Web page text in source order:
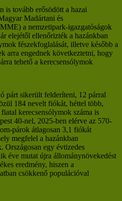
is tovább erősödött a hazai
Madártani és
a nemzetipark-igazgatóságok
elejétől ellenőrizték a hazánkban
fészekfoglalását, illetve később a
arra engednek következtetni, hogy
tehető a kerecsensólymok
párt sikerült felderíteni, 12 párral
184 nevelt fiókát, héttel több,
kerecsensólymok száma is
40-nel, 2025-ben elérve az 570-
párok átlagosan 3,1 fiókát
megfelel a hazánkban
Országosan egy évtizedes
éve mutat újra állománynövekedést
eredmény, hiszen a
csökkenő populációval